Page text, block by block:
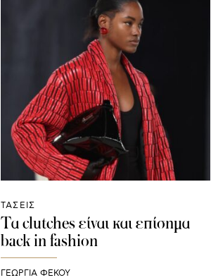
ΤΑΣΕΙΣ
Τα clutches είναι και επίσημα
back in fashion
ΓΕΩΡΓΙΑ ΦΕΚΟΥ